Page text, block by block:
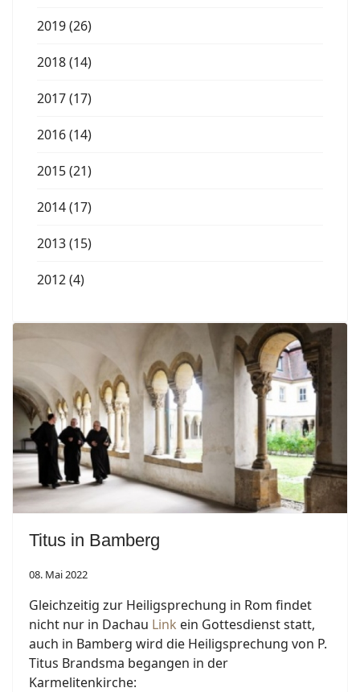
2019 (26)
2018 (14)
2017 (17)
2016 (14)
2015 (21)
2014 (17)
2013 (15)
2012 (4)
Titus in Bamberg
08. Mai 2022
Gleichzeitig zur Heiligsprechung in Rom findet
nicht nur in Dachau Link ein Gottesdienst statt,
auch in Bamberg wird die Heiligsprechung von P.
Titus Brandsma begangen in der
Karmelitenkirche: